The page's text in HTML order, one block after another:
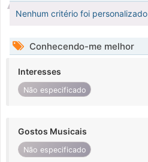
Nenhum critério foi personalizado
Conhecendo-me melhor
Interesses
Não especificado
Gostos Musicais
Não especificado